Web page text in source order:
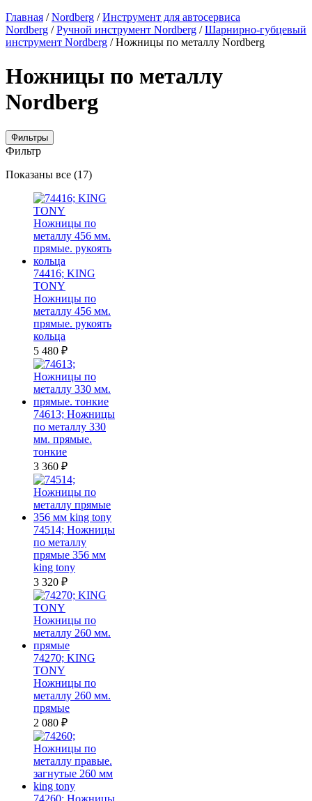
Главная /Nordberg /Инструмент для автосервиса
Nordberg /Ручной инструмент Nordberg /Шарнирно-губцевый
инструмент Nordberg / Ножницы по металлу Nordberg
Ножницы по металлу
Nordberg
Фильтры
Фильтр
Показаны все (17)Цены:
убыванию
74416; KING
TONY
Ножницы по
металлу 456 мм.
прямые. рукоять
кольца
5 480 ₽
74613; Ножницы
по металлу 330
мм. прямые.
тонкие
3 360 ₽
74514; Ножницы
по металлу
прямые 356 мм
king tony
3 320 ₽
74270; KING
TONY
Ножницы по
металлу 260 мм.
прямые
2 080 ₽
74260; Ножницы